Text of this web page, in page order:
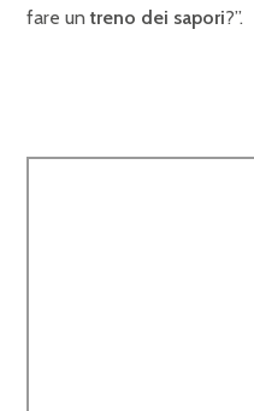
fare un treno dei sapori?”.